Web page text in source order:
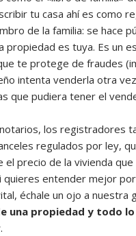
tu casa ahí es como
de la familia: se hace
propiedad es tuya. Es un
te protege de fraudes
intenta venderla otra
que pudiera tener el
los registradores
regulados por ley,
el precio de la vivienda
quieres entender mejor
échale un ojo a nuestra
una propiedad y todo lo
.